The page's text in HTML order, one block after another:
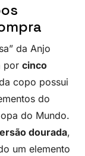
da Anjo
por cinco
copo possui
do
do Mundo.
dourada,
um elemento